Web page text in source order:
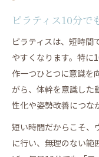
ピラティス10分で
ピラティスは、短時間
やすくなります。特に
作一つひとつに意識を
がら、体幹を意識した
性化や姿勢改善につな
短い時間だからこそ、
に行い、無理のない範